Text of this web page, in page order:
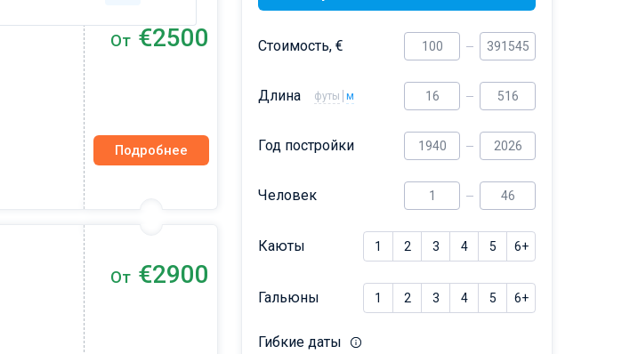
Dufour 46 GL
От €2500
Подробнее
От €2900
Стоимость, €
Длина футы м
Год постройки
Человек
Каюты 1 2 3 4 5 6+
Гальюны 1 2 3 4 5 6+
Гибкие даты